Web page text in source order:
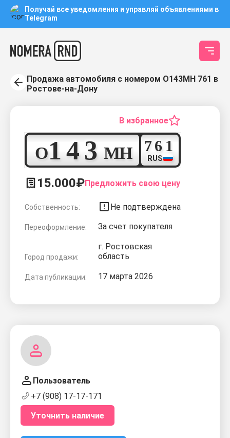
Получай все уведомления и управляй объявлениями в
Telegram
Продажа автомобиля с номером О143МН 761 в
Ростове-на-Дону
В избранное
О1
4
3
МН7
61
RUS
15.000₽Предложить свою цену
Собственность: Не подтверждена
Переоформление: За счет покупателя
Город продажи:
г. Ростовская
область
Дата публикации: 17 марта 2026
Пользователь
+7 (908) 17-17-171
Уточнить наличие